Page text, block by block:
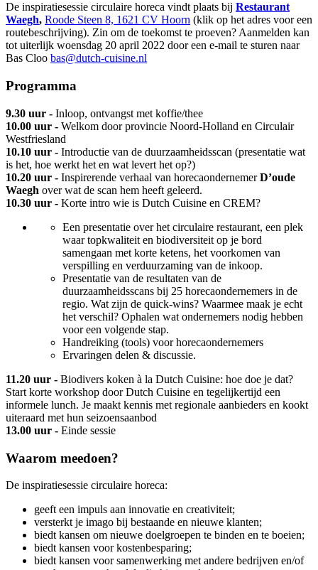
De inspiratiesessie circulaire horeca vindt plaats bij Restaurant
Waegh, Roode Steen 8, 1621 CV Hoorn (klik op het adres voor een
routebeschrijving). Zin om de toekomst te proeven? Aanmelden kan
tot uiterlijk woensdag 20 april 2022 door een e-mail te sturen naar
Bas Cloo bas@dutch-cuisine.nl
Programma
9.30 uur - Inloop, ontvangst met koffie/thee
10.00 uur - Welkom door provincie Noord-Holland en Circulair
Westfriesland
10.10 uur - Introductie van de duurzaamheidsscan (presentatie wat
is het, hoe werkt het en wat levert het op?)
10.20 uur - Inspirerende verhaal van horecaondernemerD’oude
Waegh over wat de scan hem heeft geleerd.
10.30 uur - Korte intro wie is Dutch Cuisine en CREM?
Een presentatie over het circulaire restaurant, een plek
waar topkwaliteit en biodiversiteit op je bord
samengaan met korte ketens, het voorkomen van
verspilling en verduurzaming van de inkoop.
Presentatie van de resultaten van de
duurzaamheidsscans bij 25 horecaondernemers in de
regio. Wat zijn de quick-wins? Waarmee maak je echt
het verschil? Ophalen wat ondernemers nodig hebben
voor een volgende stap.
Handreiking (tools) voor horecaondernemers
Ervaringen delen & discussie.
11.20 uur - Biodivers koken à la Dutch Cuisine: hoe doe je dat?
Start korte workshop door Dutch Cuisine en tegelijkertijd een
informele lunch. Je maakt kennis met regionale aanbieders en kookt
uiteraard met hun seizoensaanbod
13.00 uur - Einde sessie
Waarom meedoen?
De inspiratiesessie circulaire horeca:
geeft een impuls aan innovatie en creativiteit;
versterkt je imago bij bestaande en nieuwe klanten;
biedt kansen om nieuwe doelgroepen te binden en te boeien;
biedt kansen voor kostenbesparing;
biedt kansen voor samenwerking met andere bedrijven en/of